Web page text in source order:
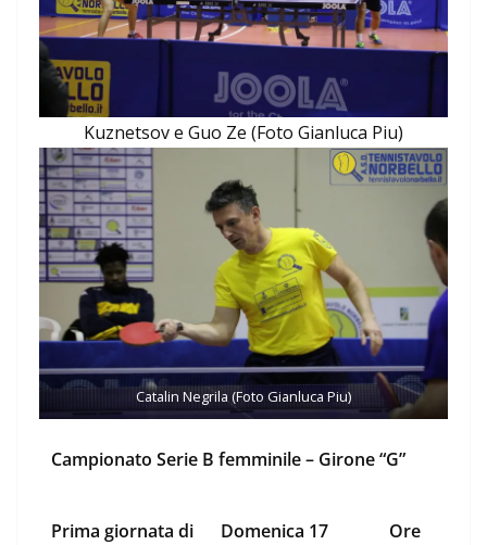
Kuznetsov e Guo Ze (Foto Gianluca Piu)
Catalin Negrila (Foto Gianluca Piu)
Campionato Serie B femminile – Girone “G”
Prima giornata di
Domenica 17
Ore